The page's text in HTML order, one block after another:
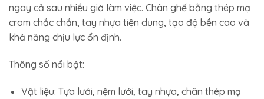
ngay cả sau nhiều giờ làm việc. Chân ghế bằng thép mạ
crom chắc chắn, tay nhựa tiện dụng, tạo độ bền cao và
khả năng chịu lực ổn định.
Thông số nổi bật:
Vật liệu: Tựa lưới, nệm lưới, tay nhựa, chân thép mạ